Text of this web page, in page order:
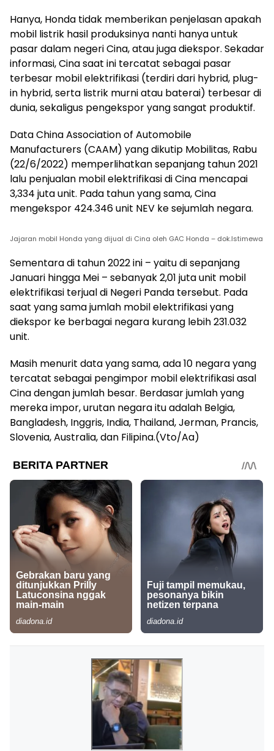
Hanya, Honda tidak memberikan penjelasan apakah
mobil listrik hasil produksinya nanti hanya untuk
pasar dalam negeri Cina, atau juga diekspor. Sekadar
informasi, Cina saat ini tercatat sebagai pasar
terbesar mobil elektrifikasi (terdiri dari hybrid, plug-
in hybrid, serta listrik murni atau baterai) terbesar di
dunia, sekaligus pengekspor yang sangat produktif.
Data China Association of Automobile
Manufacturers (CAAM) yang dikutip Mobilitas, Rabu
(22/6/2022) memperlihatkan sepanjang tahun 2021
lalu penjualan mobil elektrifikasi di Cina mencapai
3,334 juta unit. Pada tahun yang sama, Cina
mengekspor 424.346 unit NEV ke sejumlah negara.
Jajaran mobil Honda yang dijual di Cina oleh GAC Honda – dok.Istimewa
Sementara di tahun 2022 ini – yaitu di sepanjang
Januari hingga Mei – sebanyak 2,01 juta unit mobil
elektrifikasi terjual di Negeri Panda tersebut. Pada
saat yang sama jumlah mobil elektrifikasi yang
diekspor ke berbagai negara kurang lebih 231.032
unit.
Masih menurit data yang sama, ada 10 negara yang
tercatat sebagai pengimpor mobil elektrifikasi asal
Cina dengan jumlah besar. Berdasar jumlah yang
mereka impor, urutan negara itu adalah Belgia,
Bangladesh, Inggris, India, Thailand, Jerman, Prancis,
Slovenia, Australia, dan Filipina.(Vto/Aa)